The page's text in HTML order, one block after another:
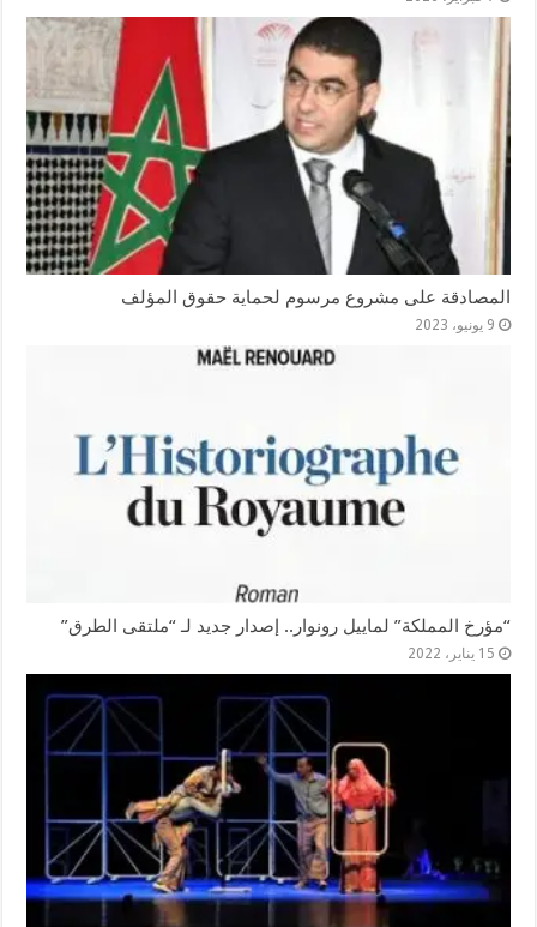
المصادقة على مشروع مرسوم لحماية حقوق المؤلف
9 يونيو، 2023
“مؤرخ المملكة” لماييل رونوار.. إصدار جديد لـ “ملتقى الطرق”
15 يناير، 2022